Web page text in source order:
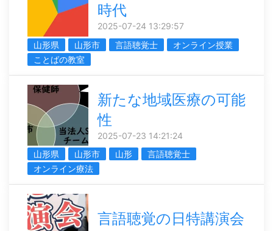
時代
2025-07-24 13:29:57
山形県
山形市 言語聴覚士
オンライン授業
ことばの教室
新たな地域医療の可能
性
2025-07-23 14:21:24
山形県
山形市 山形
言語聴覚士
オンライン療法
言語聴覚の日特講演会